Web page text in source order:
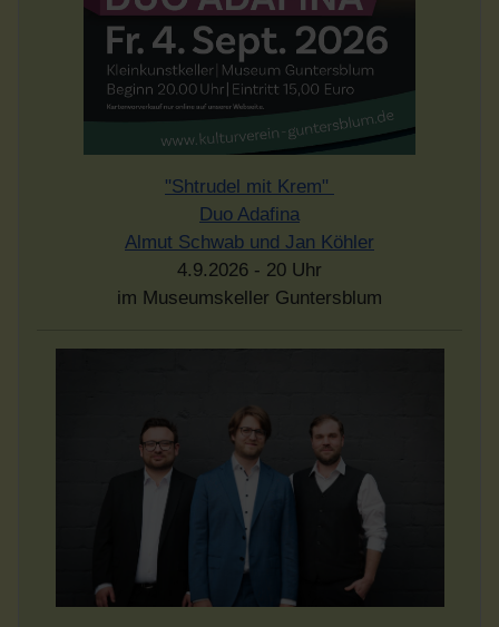
"Shtrudel mit Krem"
Duo Adafina
Almut Schwab und Jan Köhler
4.9.2026 - 20 Uhr
im Museumskeller Guntersblum